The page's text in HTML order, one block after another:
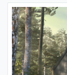
vardagsrum ger
umgänge.